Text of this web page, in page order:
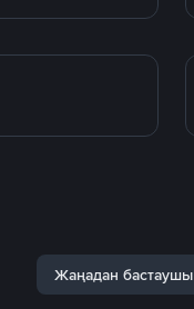
Жаңадан бастаушы